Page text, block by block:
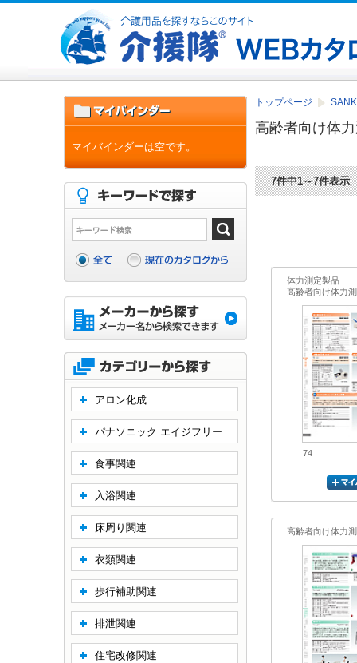
トップページ
高齢者向け体
7件中1～7件表示
体力測定製品
高齢者向け体力
74
高齢者向け体力
マイバインダーは空です。
アロン化成
パナソニック エイジフリー
食事関連
入浴関連
床周り関連
衣類関連
歩行補助関連
排泄関連
住宅改修関連